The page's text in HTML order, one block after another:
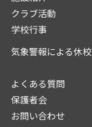
クラブ活動
学校行事
気象警報による休校
よくある質問
保護者会
お問い合わせ